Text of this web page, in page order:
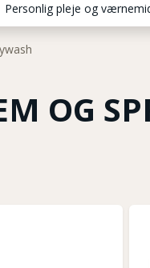
Personlig pleje og
OG